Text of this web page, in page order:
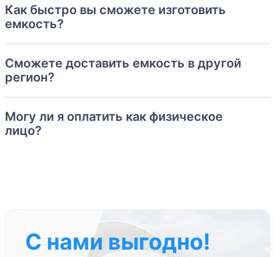
Как быстро вы сможете изготовить
емкость?
Сможете доставить емкость в другой
регион?
Могу ли я оплатить как физическое
лицо?
С нами выгодно!